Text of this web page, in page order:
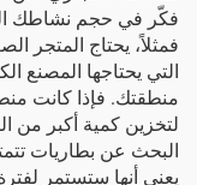
فكّر في حجم نشاطك
فمثلاً، يحتاج المتجر
التي يحتاجها المصنع
منطقتك. فإذا كانت
البحث عن بطاريات
يعني أنها ستستمر